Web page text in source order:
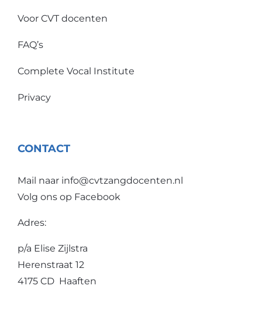
Voor CVT docenten
FAQ’s
Complete Vocal Institute
Privacy
CONTACT
Mail naar info@cvtzangdocenten.nl
Volg ons op Facebook
Adres:
p/a Elise Zijlstra
Herenstraat 12
4175 CD Haaften